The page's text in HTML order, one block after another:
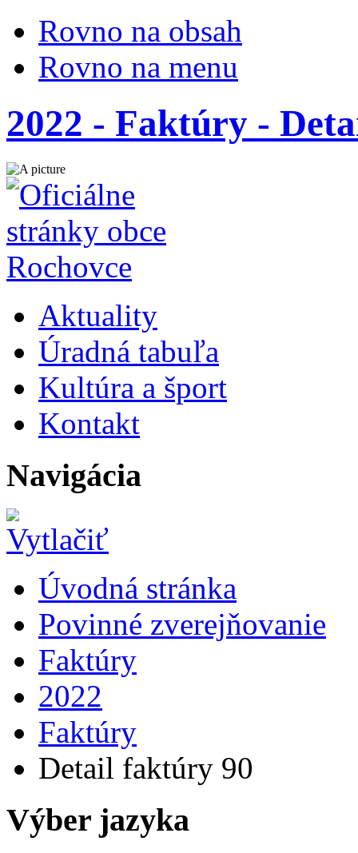
Rovno na obsah
Rovno na menu
2022 - Faktúry -
Aktuality
Úradná tabuľa
Kultúra a šport
Kontakt
Navigácia
Úvodná stránka
Povinné zverejňovanie
Faktúry
2022
Faktúry
Detail faktúry 90
Výber jazyka